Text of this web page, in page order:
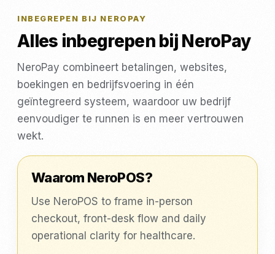
INBEGREPEN BIJ NEROPAY
Alles inbegrepen bij NeroPay
NeroPay combineert betalingen, websites,
boekingen en bedrijfsvoering in één
geïntegreerd systeem, waardoor uw bedrijf
eenvoudiger te runnen is en meer vertrouwen
wekt.
Waarom NeroPOS?
Use NeroPOS to frame in-person
checkout, front-desk flow and daily
operational clarity for healthcare.